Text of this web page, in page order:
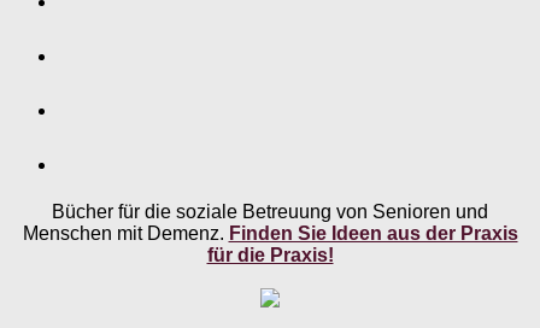
Bücher für die soziale Betreuung von Senioren und
Menschen mit Demenz. Finden Sie Ideen aus der Praxis
für die Praxis!